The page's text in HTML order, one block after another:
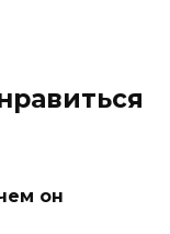
он